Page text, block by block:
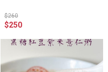
$260
$250